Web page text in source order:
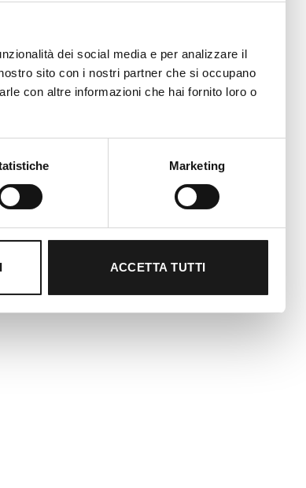
dei social media e per analizzare il
sito con i nostri partner che si occupano
con altre informazioni che hai fornito loro o
Marketing
ACCETTA TUTTI